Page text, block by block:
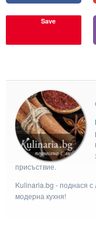
Save
присъствие.
Kulinaria.bg - поднася
модерна кухня!